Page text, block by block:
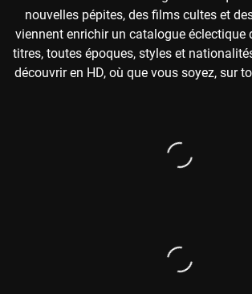
nouvelles pépites, des films cultes et
viennent enrichir un catalogue éclectique
titres, toutes époques, styles et
découvrir en HD, où que vous soyez, sur